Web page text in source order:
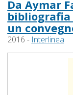
Da Aymar
bibliografia
un
2016 - Interlinea